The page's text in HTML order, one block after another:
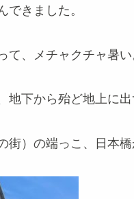
できました。
て、メチャクチャ暑い
地下から殆ど地上に出
街）の端っこ、日本